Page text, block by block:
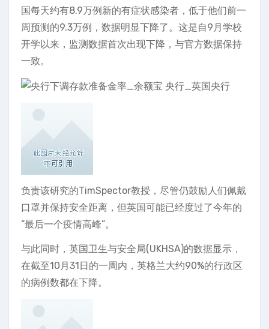
国每天约有8.9万例新的有症状感染者，低于他们前一
周预测的9.3万例，数据明显下降了。这是自9月学校
开学以来，监测数据首次出现下降，与官方数据保持
一致。
负责该研究的TimSpector教授，尽管仍鼓励人们佩戴
口罩并保持安全距离，但英国可能已经度过了今年的
“最后一个疫情高峰”。
与此同时，英国卫生与安全局(UKHSA)的数据显示，
在截至10月31日的一周内，英格兰大约90%的行政区
的病例数都在下降。